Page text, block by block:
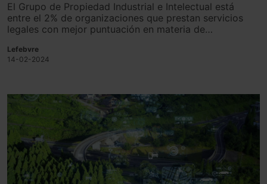
El Grupo de Propiedad Industrial e Intelectual está
entre el 2% de organizaciones que prestan servicios
legales con mejor puntuación en materia de
Lefebvre
14-02-2024